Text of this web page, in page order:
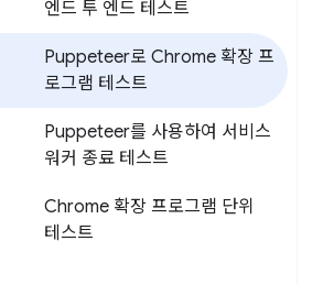
엔드 투 엔드 테스트
Puppeteer로 Chrome 확장 프
로그램 테스트
Puppeteer를 사용하여 서비스
워커 종료 테스트
Chrome 확장 프로그램 단위
테스트